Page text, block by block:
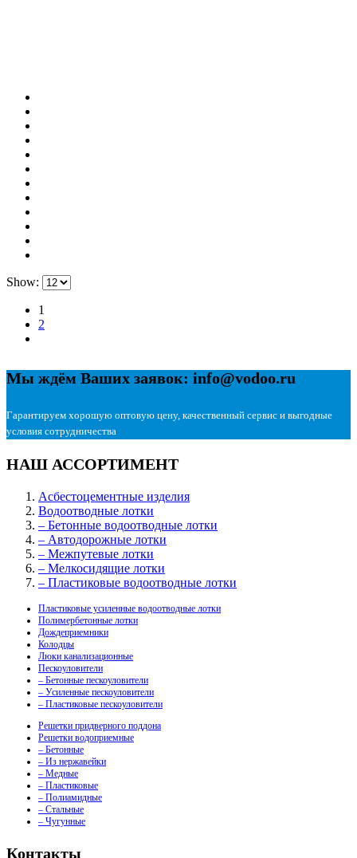
Show:
1
2
Мы ждём Ваших заявок: info@vodoo.ru
Гарантируем хорошую оптовую цену, качественный сервис и выгодные
условия сотрудничества
НАШ АССОРТИМЕНТ
Асбестоцементные изделия
Водоотводные лотки
– Бетонные водоотводные лотки
– Автодорожные лотки
– Межпутевые лотки
– Мелкосидящие лотки
– Пластиковые водоотводные лотки
Пластиковые усиленные водоотводные лотки
Полимербетонные лотки
Дождеприемники
Колодцы
Люки канализационные
Пескоуловители
– Бетонные пескоуловители
– Усиленные пескоуловители
– Пластиковые пескоуловители
Решетки придверного поддона
Решетки водоприемные
– Бетонные
– Из нержавейки
– Медные
– Пластиковые
– Полиамидные
– Стальные
– Чугунные
Контакты